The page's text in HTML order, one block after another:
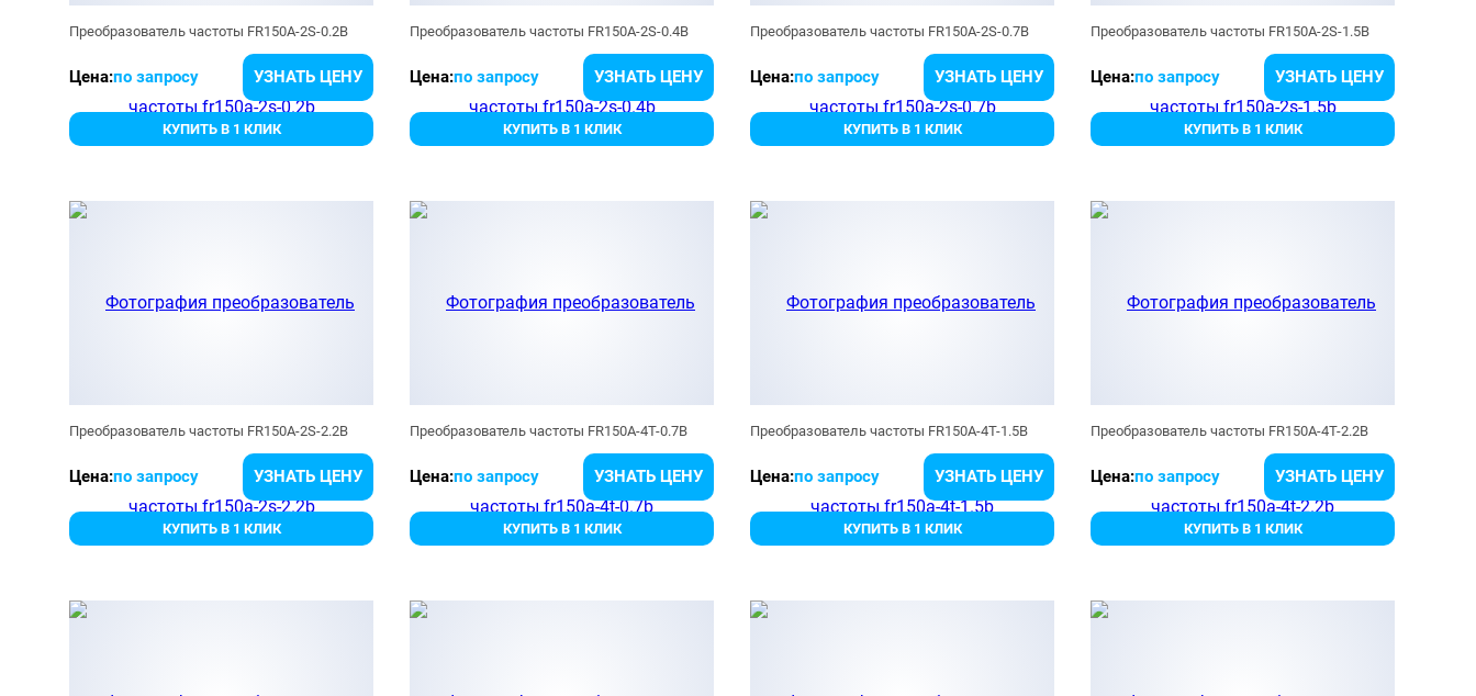
Преобразователь частоты FR150A-2S-0.2B
Цена:по запросу УЗНАТЬ ЦЕНУ
КУПИТЬ В 1 КЛИК
Преобразователь частоты FR150A-2S-0.4B
Цена:по запросу УЗНАТЬ ЦЕНУ
КУПИТЬ В 1 КЛИК
Преобразователь частоты FR150A-2S-0.7B
Цена:по запросу УЗНАТЬ ЦЕНУ
КУПИТЬ В 1 КЛИК
Преобразователь частоты FR150A-2S-1.5B
Цена:по запросу УЗНАТЬ ЦЕНУ
КУПИТЬ В 1 КЛИК
Преобразователь частоты FR150A-2S-2.2B
Цена:по запросу УЗНАТЬ ЦЕНУ
КУПИТЬ В 1 КЛИК
Преобразователь частоты FR150A-4T-0.7B
Цена:по запросу УЗНАТЬ ЦЕНУ
КУПИТЬ В 1 КЛИК
Преобразователь частоты FR150A-4T-1.5B
Цена:по запросу УЗНАТЬ ЦЕНУ
КУПИТЬ В 1 КЛИК
Преобразователь частоты FR150A-4T-2.2B
Цена:по запросу УЗНАТЬ ЦЕНУ
КУПИТЬ В 1 КЛИК